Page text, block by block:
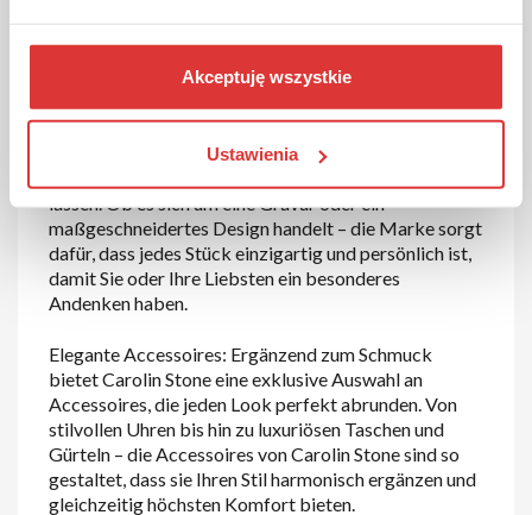
Akceptuję wszystkie
Ustawienia
Sorgfalt hergestellt, um höchste Qualität und zeitlose
Schönheit zu gewährleisten.
Personalisierte Schmuckstücke: Neben der
Standardkollektion bietet Carolin Stone auch die
lassen. Ob es sich um eine Gravur oder ein
maßgeschneidertes Design handelt – die Marke sorgt
dafür, dass jedes Stück einzigartig und persönlich ist,
damit Sie oder Ihre Liebsten ein besonderes
Andenken haben.
Elegante Accessoires: Ergänzend zum Schmuck
bietet Carolin Stone eine exklusive Auswahl an
Accessoires, die jeden Look perfekt abrunden. Von
stilvollen Uhren bis hin zu luxuriösen Taschen und
Gürteln – die Accessoires von Carolin Stone sind so
gestaltet, dass sie Ihren Stil harmonisch ergänzen und
gleichzeitig höchsten Komfort bieten.